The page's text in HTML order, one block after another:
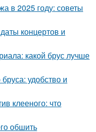
в 2025 году: советы
концертов и
какой брус лучше
удобство и
клееного: что
обшить